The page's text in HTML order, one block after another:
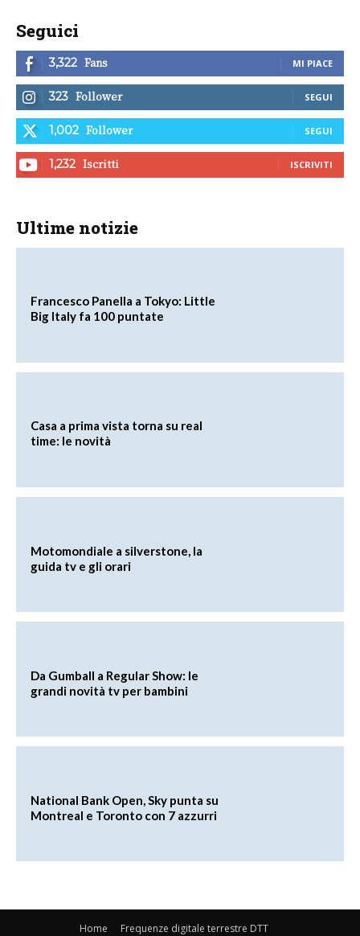
Seguici
3,322 Fans MI PIACE
323 Follower SEGUI
1,002 Follower SEGUI
1,232 Iscritti ISCRIVITI
Ultime notizie
Francesco Panella a Tokyo: Little
Big Italy fa 100 puntate
Casa a prima vista torna su real
time: le novità
Motomondiale a silverstone, la
guida tv e gli orari
Da Gumball a Regular Show: le
grandi novità tv per bambini
National Bank Open, Sky punta su
Montreal e Toronto con 7 azzurri
Home Frequenze digitale terrestre DTT